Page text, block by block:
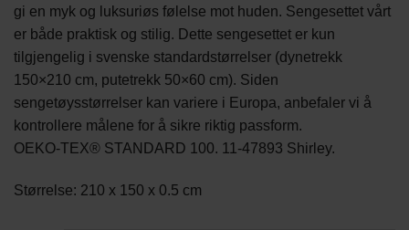
gi en myk og luksuriøs følelse mot huden. Sengesettet vårt
er både praktisk og stilig. Dette sengesettet er kun
tilgjengelig i svenske standardstørrelser (dynetrekk
150×210 cm, putetrekk 50×60 cm). Siden
sengetøysstørrelser kan variere i Europa, anbefaler vi å
kontrollere målene for å sikre riktig passform.
OEKO-TEX® STANDARD 100. 11-47893 Shirley.
Størrelse: 210 x 150 x 0.5 cm